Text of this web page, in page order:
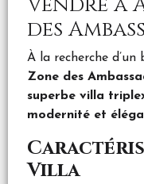
des
À la recherche d’un
Zone des
superbe villa
modernité et
Villa